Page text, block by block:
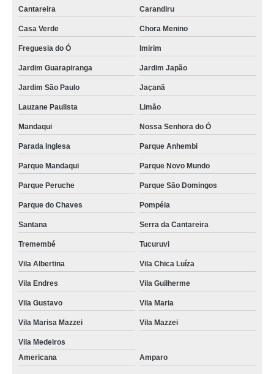
Cantareira Carandiru
Casa Verde Chora Menino
Freguesia do Ó Imirim
Jardim Guarapiranga Jardim Japão
Jardim São Paulo Jaçanã
Lauzane Paulista Limão
Mandaqui Nossa Senhora do Ó
Parada Inglesa Parque Anhembi
Parque Mandaqui Parque Novo Mundo
Parque Peruche Parque São Domingos
Parque do Chaves Pompéia
Santana Serra da Cantareira
Tremembé Tucuruvi
Vila Albertina Vila Chica Luíza
Vila Endres Vila Guilherme
Vila Gustavo Vila Maria
Vila Marisa Mazzei Vila Mazzei
Vila Medeiros
Americana
Amparo